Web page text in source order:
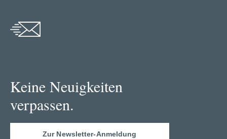
Keine Neuigkeiten
verpassen.
Zur Newsletter-Anmeldung